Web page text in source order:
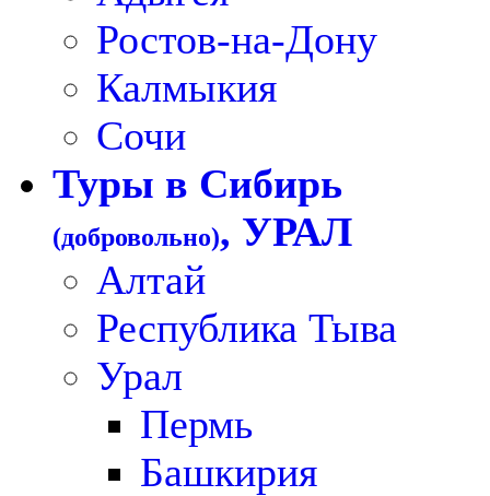
Ростов-на-Дону
Калмыкия
Сочи
Туры в Сибирь
(добровольно), УРАЛ
Алтай
Республика Тыва
Урал
Пермь
Башкирия